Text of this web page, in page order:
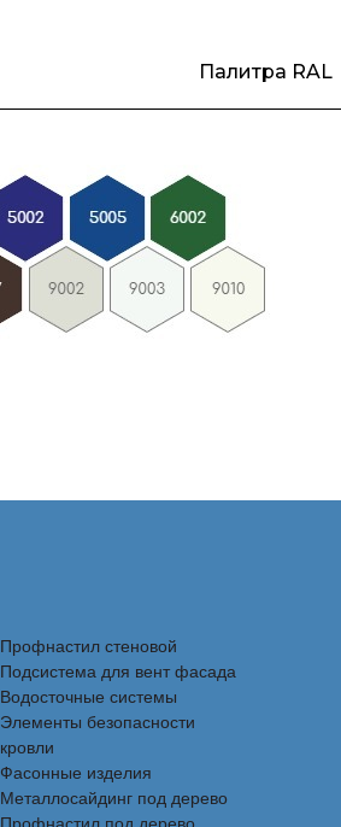
Палитра RAL
Профнастил стеновой
Подсистема для вент фасада
Водосточные системы
Элементы безопасности
кровли
Фасонные изделия
Металлосайдинг под дерево